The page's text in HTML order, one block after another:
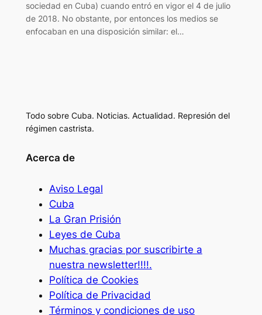
sociedad en Cuba) cuando entró en vigor el 4 de julio
de 2018. No obstante, por entonces los medios se
enfocaban en una disposición similar: el…
Todo sobre Cuba. Noticias. Actualidad. Represión del
régimen castrista.
Acerca de
Aviso Legal
Cuba
La Gran Prisión
Leyes de Cuba
Muchas gracias por suscribirte a
nuestra newsletter!!!!.
Política de Cookies
Política de Privacidad
Términos y condiciones de uso